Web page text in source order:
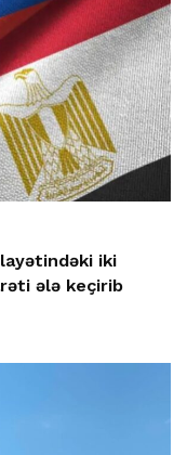
iki
ələ keçirib